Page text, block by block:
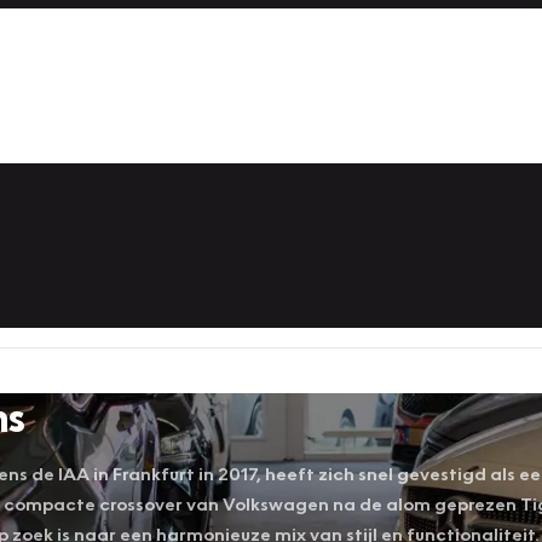
de IAA in Frankfurt in 2017, heeft zich snel gevestigd als
crossover van Volkswagen na de alom geprezen
zoek is naar een harmonieuze mix van stijl en functionaliteit.